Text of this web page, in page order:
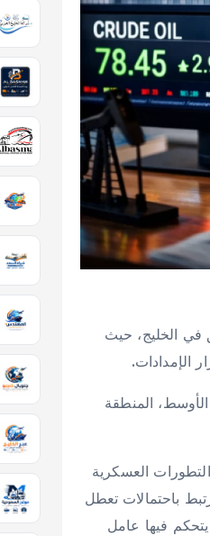
في الخليج، حيث
الإمدادات.
المنطقة
إلا أن التطورات العسكرية
باحتمالات تعطل
فيها عامل